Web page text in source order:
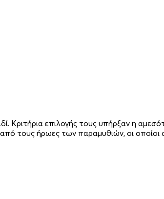
Κριτήρια επιλογής τους υπήρξαν η
τους ήρωες των παραμυθιών, οι οποίοι